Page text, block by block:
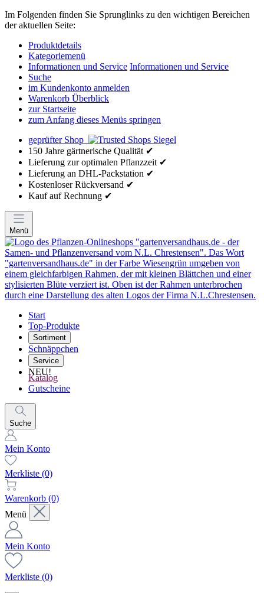
Im Folgenden finden Sie Sprunglinks zu den wichtigen Bereichen
der aktuellen Seite:
Produktdetails
Kategoriemenü
Informationen und Service Informationen und Service
Suche
im Kundenkonto anmelden
Warenkorb Überblick
zur Startseite
zum Anfang dieses Menüs springen
geprüfter Shop
150 Jahre gärtnerische Qualität ✔
Lieferung zur optimalen Pflanzzeit ✔
Lieferung an DHL-Packstation ✔
Kostenloser Rückversand ✔
Kauf auf Rechnung ✔
Menü
Start
Top-Produkte
Sortiment
Schnäppchen
Service
NEU!
Katalog
Gutscheine
Suche
Mein Konto
Merkliste (0)
Warenkorb (0)
Menü
Mein Konto
Merkliste (0)